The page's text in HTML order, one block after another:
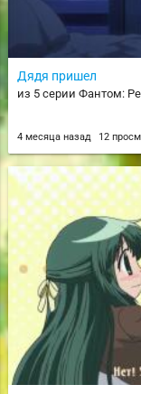
Дядя пришел
из 5 серии Фантом:
4 месяца назад 12